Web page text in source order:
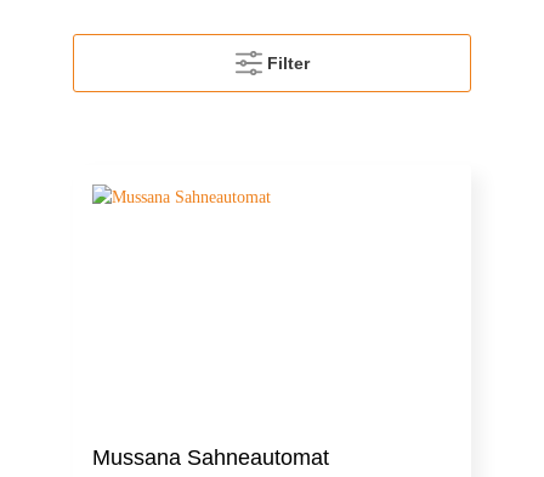
Filter
Mussana Sahneautomat